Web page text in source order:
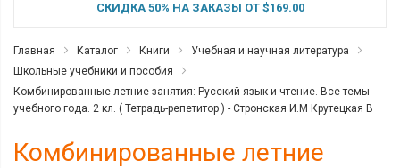
СКИДКА 50% НА ЗАКАЗЫ ОТ $169.00
Главная Каталог Книги
Учебная и научная литература
Школьные учебники и пособия
Комбинированные летние занятия: Русский язык и чтение. Все темы
учебного года. 2 кл. ( Тетрадь-репетитор ) - Стронская И.М Крутецкая В
Комбинированные летние